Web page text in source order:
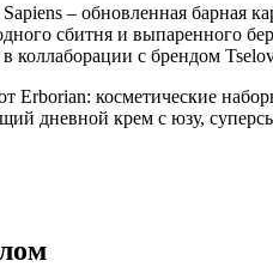
– обновленная барная
сбитня и выпаренного
коллаборации с брендом
косметические
дневной крем с юзу,